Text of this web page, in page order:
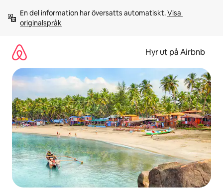
innehåll
En del information har översatts automatiskt. Visa
originalspråk
Hyr ut på Airbnb